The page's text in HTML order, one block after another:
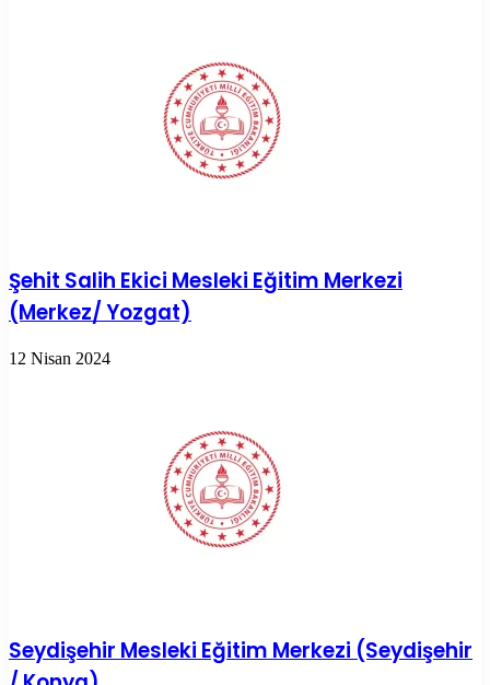
Şehit Salih Ekici Mesleki Eğitim Merkezi
(Merkez/ Yozgat)
12 Nisan 2024
Seydişehir Mesleki Eğitim Merkezi (Seydişehir